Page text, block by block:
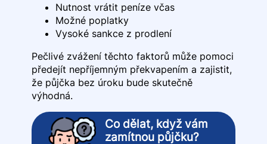
Nutnost vrátit peníze včas
Možné poplatky
Vysoké sankce z prodlení
Pečlivé zvážení těchto faktorů může pomoci
předejít nepříjemným překvapením a zajistit,
že půjčka bez úroku bude skutečně
výhodná.
Co dělat, když vám
zamítnou půjčku?